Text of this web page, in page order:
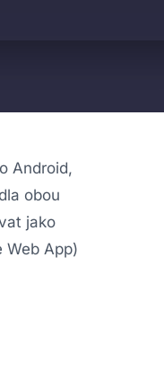
Android,
obou
jako
Web App)